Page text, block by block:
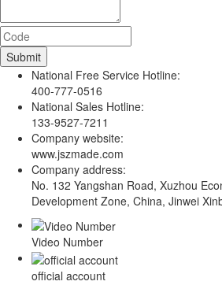
National Free Service Hotline:
400-777-0516
National Sales Hotline:
133-9527-7211
Company website:
www.jszmade.com
Company address:
No. 132 Yangshan Road, Xuzhou
Development Zone, China, Jinwei
Video Number
official account